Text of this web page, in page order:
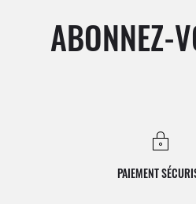
ABONNEZ-
PAIEMENT